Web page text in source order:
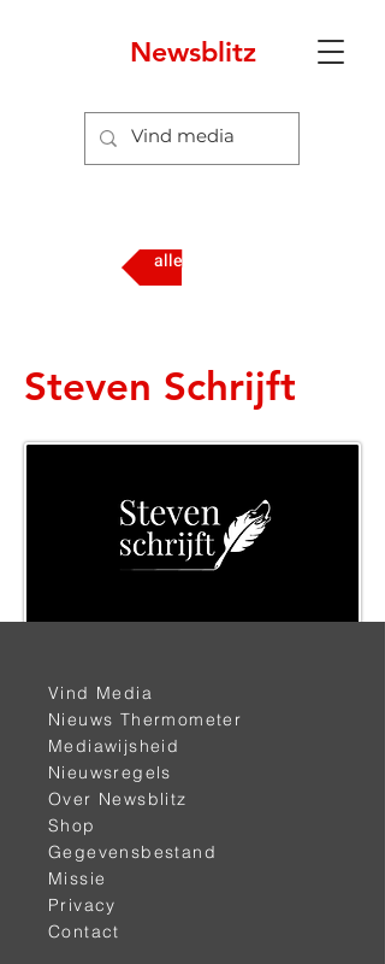
Newsblitz
alle media
Steven Schrijft
Alle kanalen
Vind Media
Nieuws Thermometer
Mediawijsheid
Nieuwsregels
Over Newsblitz
Shop
Gegevensbestand
Missie
Privacy
Contact